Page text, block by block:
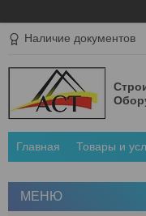
Наличие документов
Главная Товары и